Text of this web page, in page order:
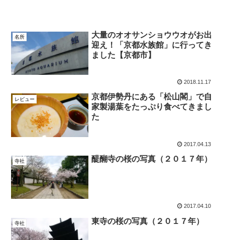
名所
大量のオオサンショウウオがお出
迎え！「京都水族館」に行ってき
ました【京都市】
2018.11.17
レビュー
京都伊勢丹にある「松山閣」で自
家製湯葉をたっぷり食べてきまし
た
2017.04.13
寺社 醍醐寺の桜の写真（２０１７年）
2017.04.10
寺社 東寺の桜の写真（２０１７年）